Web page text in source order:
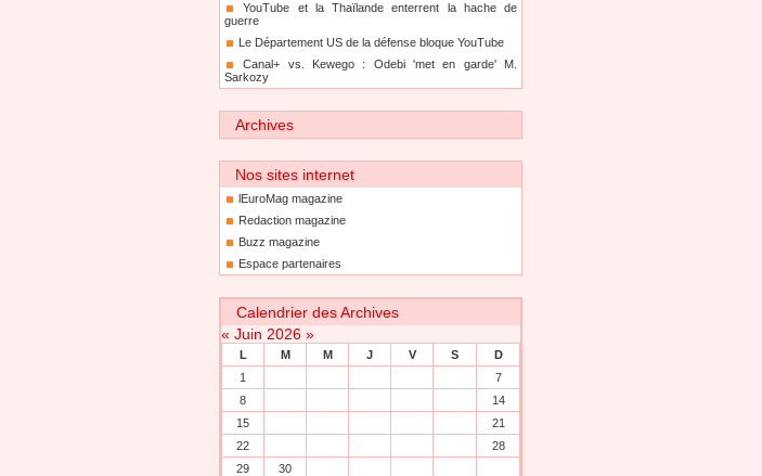
YouTube et la Thaïlande enterrent la hache de
guerre
Le Département US de la défense bloque YouTube
Canal+ vs. Kewego : Odebi 'met en garde' M.
Sarkozy
Archives
Nos sites internet
lEuroMag magazine
Redaction magazine
Buzz magazine
Espace partenaires
Calendrier des Archives
« Juin 2026 »
L M M J V S
D
1
7
8
14
15
21
22
28
29
30